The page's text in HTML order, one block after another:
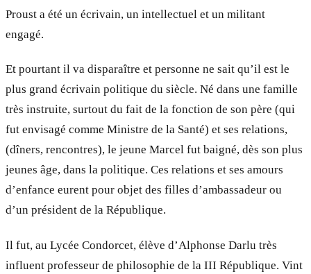
Proust a été un écrivain, un intellectuel et un militant
engagé.
Et pourtant il va disparaître et personne ne sait qu’il est le
plus grand écrivain politique du siècle. Né dans une famille
très instruite, surtout du fait de la fonction de son père (qui
fut envisagé comme Ministre de la Santé) et ses relations,
(dîners, rencontres), le jeune Marcel fut baigné, dès son plus
jeunes âge, dans la politique. Ces relations et ses amours
d’enfance eurent pour objet des filles d’ambassadeur ou
d’un président de la République.
Il fut, au Lycée Condorcet, élève d’Alphonse Darlu très
influent professeur de philosophie de la III République. Vint